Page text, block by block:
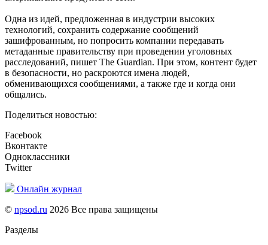
Одна из идей, предложенная в индустрии высоких
технологий, сохранить содержание сообщений
зашифрованным, но попросить компании передавать
метаданные правительству при проведении уголовных
расследований, пишет The Guardian. При этом, контент будет
в безопасности, но раскроются имена людей,
обменивающихся сообщениями, а также где и когда они
общались.
Поделиться новостью:
Facebook
Вконтакте
Одноклассники
Twitter
Онлайн журнал
© npsod.ru 2026 Все права защищены
Разделы